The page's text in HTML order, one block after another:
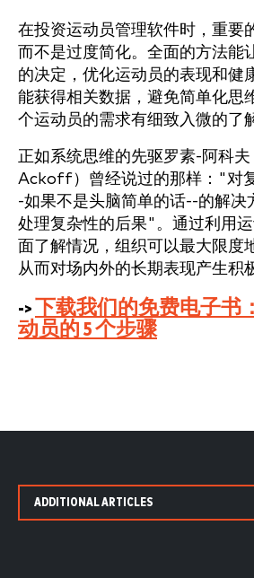
在投资运动员管理软件时，重要
而不是过度简化。全面的方法能
的决定，优化运动员的表现和健
能获得相关数据，避免简单化思
个运动员的需求有细致入微的了
正如系统思维的先驱罗素-阿科
Ackoff）曾经说过的那样："对
-如果不是头脑简单的话--的解决
处理复杂性的后果"。通过利用
面了解情况，组织可以最大限度
从而对场内外的长期表现产生积
->
下载我们的免费电子书
动员的 5 个步骤
ADDITIONAL ARTICLES